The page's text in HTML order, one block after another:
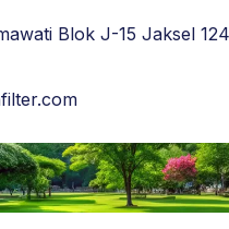
Blok J-15 Jaksel